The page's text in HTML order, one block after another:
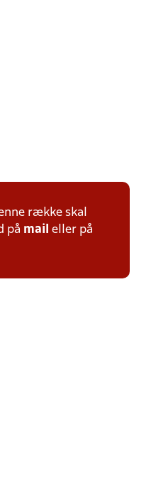
række skal
på mail eller på